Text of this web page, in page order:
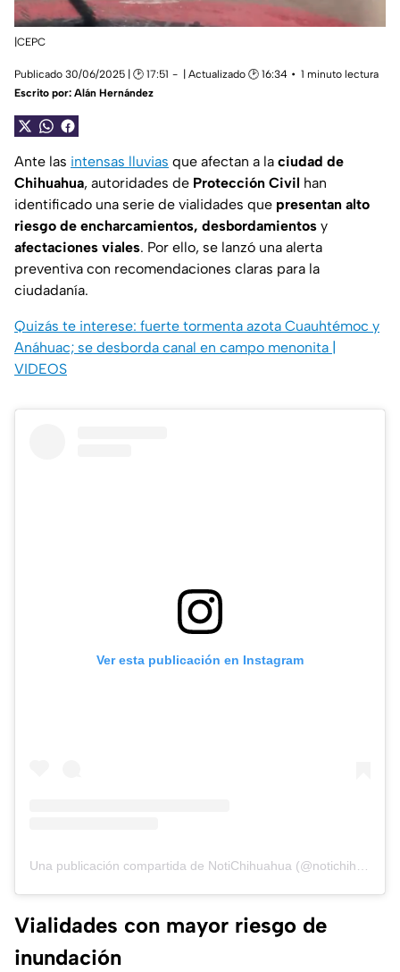
|CEPC
Publicado 30/06/2025 | 🕑 17:51 | Actualizado 🕑 16:34
1 minuto lectura
Escrito por: Alán Hernández
Ante las intensas lluvias que afectan a la ciudad de
Chihuahua, autoridades de Protección Civil han
identificado una serie de vialidades que presentan alto
riesgo de encharcamientos, desbordamientos y
afectaciones viales. Por ello, se lanzó una alerta
preventiva con recomendaciones claras para la
ciudadanía.
Quizás te interese: fuerte tormenta azota Cuauhtémoc y
Anáhuac; se desborda canal en campo menonita |
VIDEOS
Ver esta publicación en Instagram
Una publicación compartida de NotiChihuahua (@notichihuahua_momento)
Vialidades con mayor riesgo de
inundación